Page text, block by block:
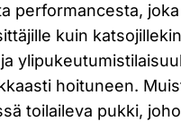
performancesta,
kuin
hoituneen.
toilaileva pukki,